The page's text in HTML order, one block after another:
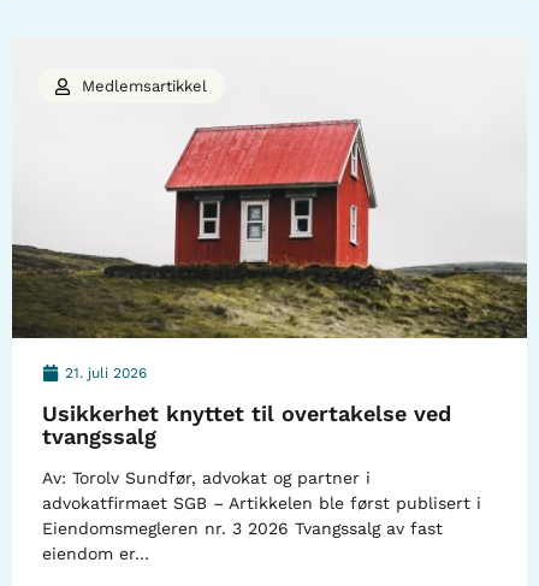
21. juli 2026
Usikkerhet knyttet til overtakelse ved
tvangssalg
Av: Torolv Sundfør, advokat og partner i
advokatfirmaet SGB – Artikkelen ble først publisert i
Eiendomsmegleren nr. 3 2026 Tvangssalg av fast
eiendom er…
Medlemsartikkel